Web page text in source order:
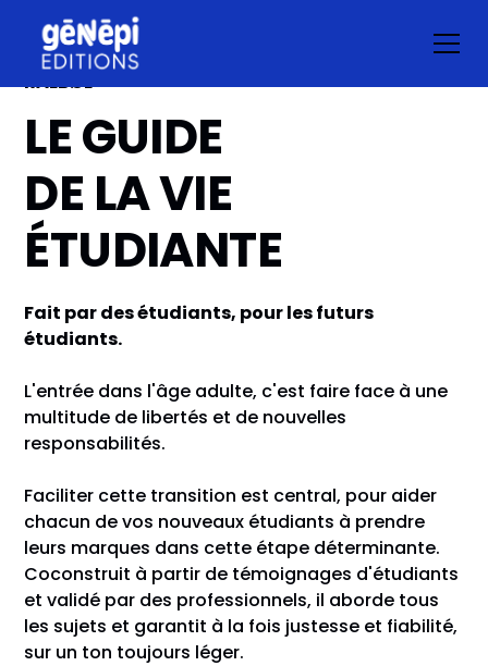
RÅLBØL
LE GUIDE
DE LA VIE
ÉTUDIANTE
Fait par des étudiants, pour les futurs
étudiants.
L'entrée dans l'âge adulte, c'est faire face à une
multitude de libertés et de nouvelles
responsabilités.
Faciliter cette transition est central, pour aider
chacun de vos nouveaux étudiants à prendre
leurs marques dans cette étape déterminante.
Coconstruit à partir de témoignages d'étudiants
et validé par des professionnels, il aborde tous
les sujets et garantit à la fois justesse et fiabilité,
sur un ton toujours léger.